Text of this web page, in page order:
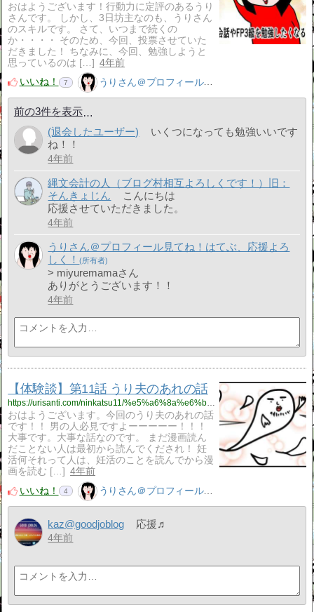
おはようございます！行動力に定評のあるうり
さんです。 しかし、3日坊主なのも、うりさん
のスキルです。 さて、いつまで続くの
か・・・・ そのため、今回、投票させていた
だきました！ ちなみに、今回、勉強しようと
思っているのは […] 4年前
いいね！
7 うりさん＠プロフィール見てね！はてぶ、応援よろしく！
前の3件を表示
(退会したユーザー)
いくつになっても勉強いいです
ね！！
4年前
縄文会計の人（ブログ村相互よろしくです！）旧：
そんきょじん
こんにちは
応援させていただきました。
4年前
うりさん＠プロフィール見てね！はてぶ、応援よろ
しく！
> miyuremamaさん
ありがとうございます！！
4年前
【体験談】第11話 うり夫のあれの話
おはようございます。今回のうり夫のあれの話
です！！ 男の人必見ですよーーーーー！！！
大事です。大事な話なのです。 まだ漫画読ん
だことない人は最初から読んでくだされ！ 妊
活何それって人は、妊活のことを読んでから漫
画を読む […]
4年前
いいね！
4 うりさん＠プロフィール見てね！はてぶ、応援よろしく！
kaz@goodjoblog 応援♬
4年前